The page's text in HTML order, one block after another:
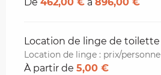
De 462,00 € à 896,00 €
Location de linge de toilette
Location de linge : prix/personne
À partir de 5,00 €